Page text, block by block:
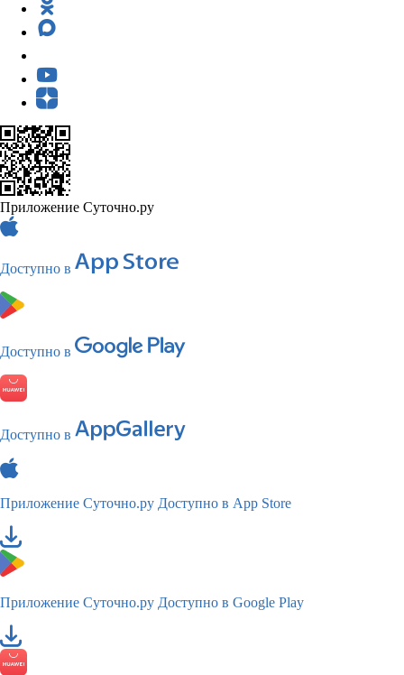
Приложение Суточно.ру
Доступно в
Доступно в
Доступно в
Приложение Суточно.ру Доступно в App Store
Приложение Суточно.ру Доступно в Google Play